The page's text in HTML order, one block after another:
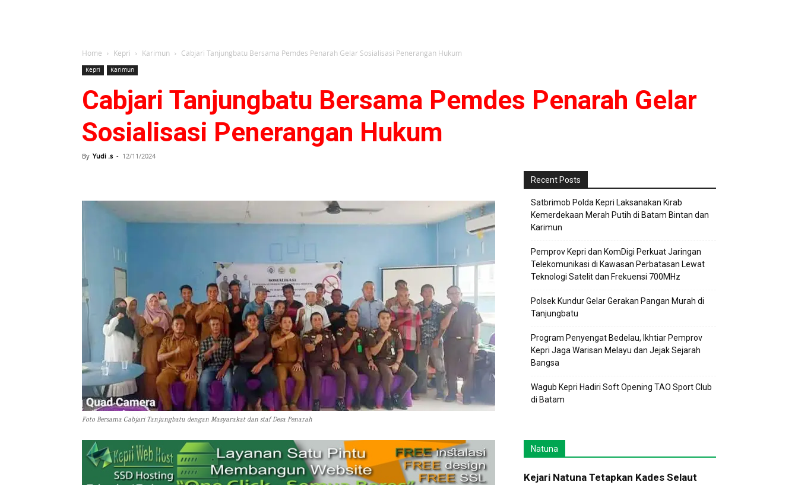
Home Kepri Karimun Cabjari Tanjungbatu Bersama Pemdes Penarah Gelar Sosialisasi Penerangan Hukum
Kepri Karimun
Cabjari Tanjungbatu Bersama Pemdes Penarah Gelar
Sosialisasi Penerangan Hukum
By Yudi .s - 12/11/2024
Foto Bersama Cabjari Tanjungbatu dengan Masyarakat dan staf Desa Penarah
Recent Posts
Satbrimob Polda Kepri Laksanakan Kirab
Kemerdekaan Merah Putih di Batam Bintan dan
Karimun
Pemprov Kepri dan KomDigi Perkuat Jaringan
Telekomunikasi di Kawasan Perbatasan Lewat
Teknologi Satelit dan Frekuensi 700MHz
Polsek Kundur Gelar Gerakan Pangan Murah di
Tanjungbatu
Program Penyengat Bedelau, Ikhtiar Pemprov
Kepri Jaga Warisan Melayu dan Jejak Sejarah
Bangsa
Wagub Kepri Hadiri Soft Opening TAO Sport Club
di Batam
Natuna
Kejari Natuna Tetapkan Kades Selaut